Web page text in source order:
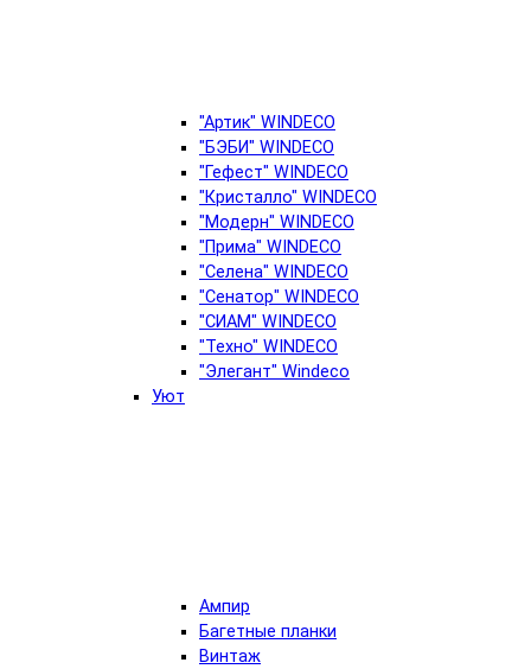
"Артик" WINDECO
"БЭБИ" WINDECO
"Гефест" WINDECO
"Кристалло" WINDECO
"Модерн" WINDECO
"Прима" WINDECO
"Селена" WINDECO
"Сенатор" WINDECO
"СИАМ" WINDECO
"Техно" WINDECO
"Элегант" Windeco
Уют
Ампир
Багетные планки
Винтаж